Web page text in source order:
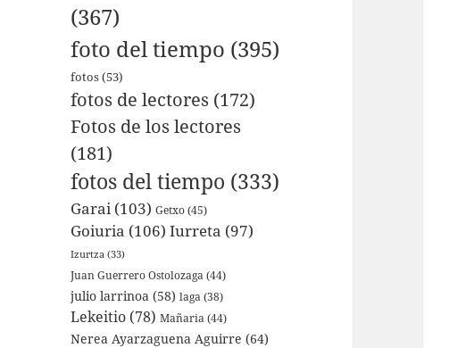
(367)
foto del tiempo (395)
fotos(53)
fotos de lectores (172)
Fotos de los lectores
(181)
fotos del tiempo (333)
Garai(103) Getxo(45)
Goiuria (106) Iurreta (97)
Izurtza (33)
Juan Guerrero Ostolozaga(44)
julio larrinoa (58) laga (38)
Lekeitio (78) Mañaria(44)
Nerea Ayarzaguena Aguirre (64)